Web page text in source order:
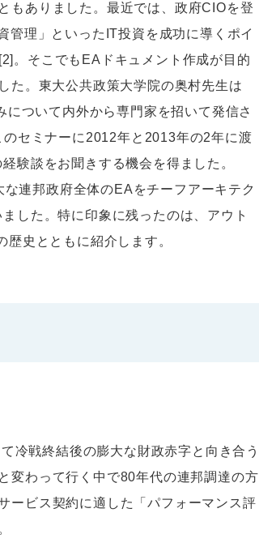
もありました。最近では、政府CIOを登
管理」といったIT投資を成功に導くポイ
。そこでもEAドキュメント作成が目的
た。東大公共政策大学院の奥村先生は
ついて内外から専門家を招いて発信さ
セミナーに2012年と2013年の2年に渡
験談をお聞きする機会を得ました。
連邦政府全体のEAをチーフアーキテク
した。特に印象に残ったのは、アウト
史とともに紹介します。
冷戦終結後の膨大な財政赤字と向き合う
変わって行く中で80年代の連邦調達の方
ービス契約に適した「パフォーマンス評